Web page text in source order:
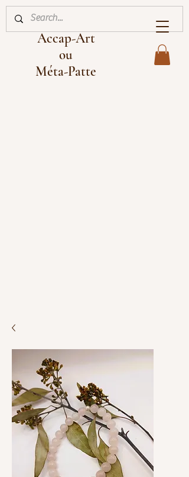
Accap-Art
ou
Méta-Patte